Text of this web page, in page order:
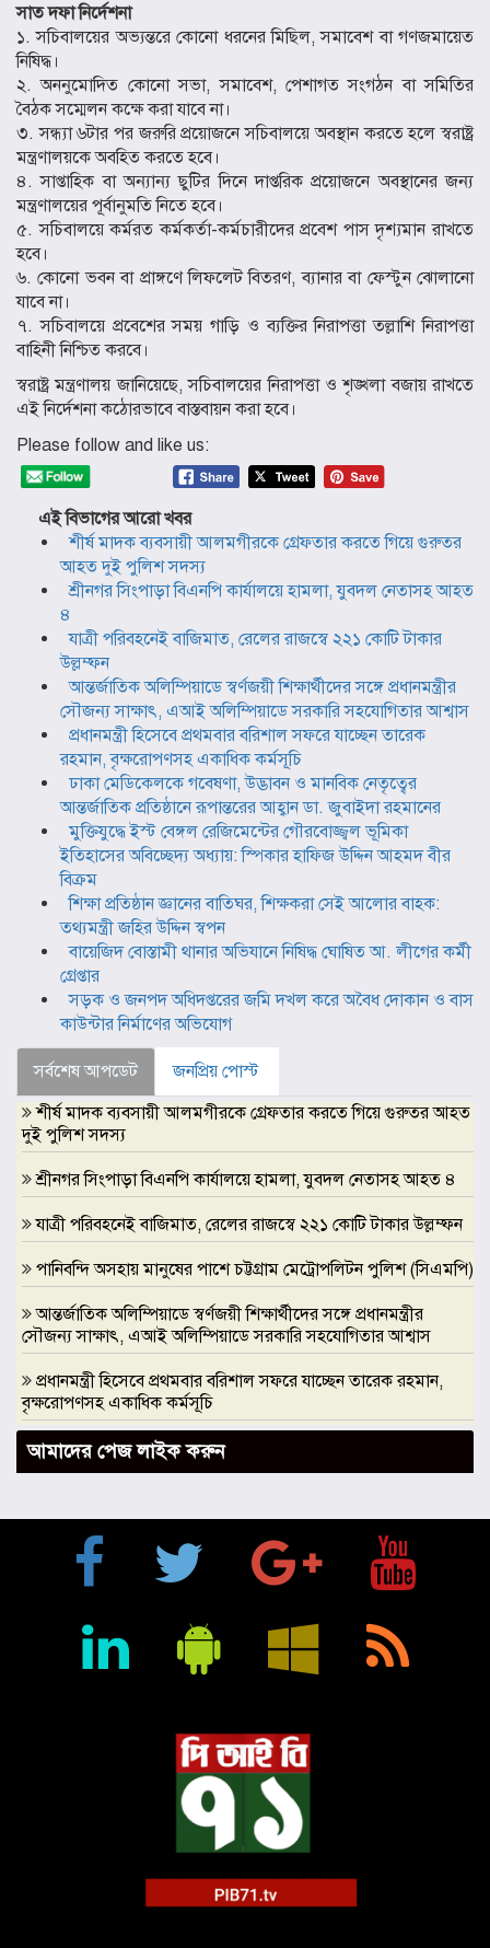
সাত দফা নির্দেশনা
১. সচিবালয়ের অভ্যন্তরে কোনো ধরনের মিছিল, সমাবেশ বা গণজমায়েত
নিষিদ্ধ।
২. অননুমোদিত কোনো সভা, সমাবেশ, পেশাগত সংগঠন বা সমিতির
বৈঠক সম্মেলন কক্ষে করা যাবে না।
৩. সন্ধ্যা ৬টার পর জরুরি প্রয়োজনে সচিবালয়ে অবস্থান করতে হলে স্বরাষ্ট্র
মন্ত্রণালয়কে অবহিত করতে হবে।
৪. সাপ্তাহিক বা অন্যান্য ছুটির দিনে দাপ্তরিক প্রয়োজনে অবস্থানের জন্য
মন্ত্রণালয়ের পূর্বানুমতি নিতে হবে।
৫. সচিবালয়ে কর্মরত কর্মকর্তা-কর্মচারীদের প্রবেশ পাস দৃশ্যমান রাখতে
হবে।
৬. কোনো ভবন বা প্রাঙ্গণে লিফলেট বিতরণ, ব্যানার বা ফেস্টুন ঝোলানো
যাবে না।
৭. সচিবালয়ে প্রবেশের সময় গাড়ি ও ব্যক্তির নিরাপত্তা তল্লাশি নিরাপত্তা
বাহিনী নিশ্চিত করবে।
স্বরাষ্ট্র মন্ত্রণালয় জানিয়েছে, সচিবালয়ের নিরাপত্তা ও শৃঙ্খলা বজায় রাখতে
এই নির্দেশনা কঠোরভাবে বাস্তবায়ন করা হবে।
Please follow and like us:
এই বিভাগের আরো খবর
শীর্ষ মাদক ব্যবসায়ী আলমগীরকে গ্রেফতার করতে গিয়ে গুরুতর
আহত দুই পুলিশ সদস্য
শ্রীনগর সিংপাড়া বিএনপি কার্যালয়ে হামলা, যুবদল নেতাসহ আহত
৪
যাত্রী পরিবহনেই বাজিমাত, রেলের রাজস্বে ২২১ কোটি টাকার
উল্লম্ফন
আন্তর্জাতিক অলিম্পিয়াডে স্বর্ণজয়ী শিক্ষার্থীদের সঙ্গে প্রধানমন্ত্রীর
সৌজন্য সাক্ষাৎ, এআই অলিম্পিয়াডে সরকারি সহযোগিতার আশ্বাস
প্রধানমন্ত্রী হিসেবে প্রথমবার বরিশাল সফরে যাচ্ছেন তারেক
রহমান, বৃক্ষরোপণসহ একাধিক কর্মসূচি
ঢাকা মেডিকেলকে গবেষণা, উদ্ভাবন ও মানবিক নেতৃত্বের
আন্তর্জাতিক প্রতিষ্ঠানে রূপান্তরের আহ্বান ডা. জুবাইদা রহমানের
মুক্তিযুদ্ধে ইস্ট বেঙ্গল রেজিমেন্টের গৌরবোজ্জ্বল ভূমিকা
ইতিহাসের অবিচ্ছেদ্য অধ্যায়: স্পিকার হাফিজ উদ্দিন আহমদ বীর
বিক্রম
শিক্ষা প্রতিষ্ঠান জ্ঞানের বাতিঘর, শিক্ষকরা সেই আলোর বাহক:
তথ্যমন্ত্রী জহির উদ্দিন স্বপন
বায়েজিদ বোস্তামী থানার অভিযানে নিষিদ্ধ ঘোষিত আ. লীগের কর্মী
গ্রেপ্তার
সড়ক ও জনপদ অধিদপ্তরের জমি দখল করে অবৈধ দোকান ও বাস
কাউন্টার নির্মাণের অভিযোগ
সর্বশেষ আপডেট
জনপ্রিয় পোস্ট
শীর্ষ মাদক ব্যবসায়ী আলমগীরকে গ্রেফতার করতে গিয়ে গুরুতর আহত
দুই পুলিশ সদস্য
শ্রীনগর সিংপাড়া বিএনপি কার্যালয়ে হামলা, যুবদল নেতাসহ আহত ৪
যাত্রী পরিবহনেই বাজিমাত, রেলের রাজস্বে ২২১ কোটি টাকার উল্লম্ফন
পানিবন্দি অসহায় মানুষের পাশে চট্টগ্রাম মেট্রোপলিটন পুলিশ (সিএমপি)
আন্তর্জাতিক অলিম্পিয়াডে স্বর্ণজয়ী শিক্ষার্থীদের সঙ্গে প্রধানমন্ত্রীর
সৌজন্য সাক্ষাৎ, এআই অলিম্পিয়াডে সরকারি সহযোগিতার আশ্বাস
প্রধানমন্ত্রী হিসেবে প্রথমবার বরিশাল সফরে যাচ্ছেন তারেক রহমান,
বৃক্ষরোপণসহ একাধিক কর্মসূচি
ঢাকা মেডিকেলকে গবেষণা, উদ্ভাবন ও মানবিক নেতৃত্বের আন্তর্জাতিক
প্রতিষ্ঠানে রূপান্তরের আহ্বান ডা. জুবাইদা রহমানের
মুক্তিযুদ্ধে ইস্ট বেঙ্গল রেজিমেন্টের গৌরবোজ্জ্বল ভূমিকা ইতিহাসের
অবিচ্ছেদ্য অধ্যায়: স্পিকার হাফিজ উদ্দিন আহমদ বীর বিক্রম
শিক্ষা প্রতিষ্ঠান জ্ঞানের বাতিঘর, শিক্ষকরা সেই আলোর বাহক: তথ্যমন্ত্রী
বায়েজিদ বোস্তামী থানার অভিযানে নিষিদ্ধ ঘোষিত আ. লীগের কর্মী
আমাদের পেজ লাইক করুন